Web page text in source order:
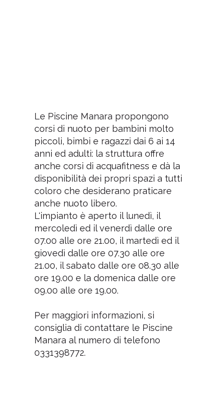
Le Piscine Manara propongono
corsi di nuoto per bambini molto
piccoli, bimbi e ragazzi dai 6 ai 14
anni ed adulti: la struttura offre
anche corsi di acquafitness e dà la
disponibilità dei propri spazi a tutti
coloro che desiderano praticare
anche nuoto libero.
L'impianto è aperto il lunedì, il
mercoledì ed il venerdì dalle ore
07.00 alle ore 21.00, il martedì ed il
giovedì dalle ore 07.30 alle ore
21.00, il sabato dalle ore 08.30 alle
ore 19.00 e la domenica dalle ore
09.00 alle ore 19.00.
Per maggiori informazioni, si
consiglia di contattare le Piscine
Manara al numero di telefono
0331398772.